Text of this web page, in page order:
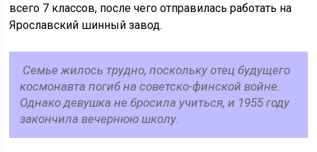
всего 7 классов, после чего отправилась работать на
Ярославский шинный завод.
Семье жилось трудно, поскольку отец будущего
космонавта погиб на советско-финской войне.
Однако девушка не бросила учиться, и 1955 году
закончила вечернюю школу.